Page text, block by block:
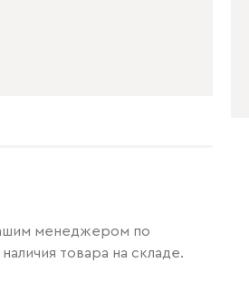
менеджером по
товара на складе.